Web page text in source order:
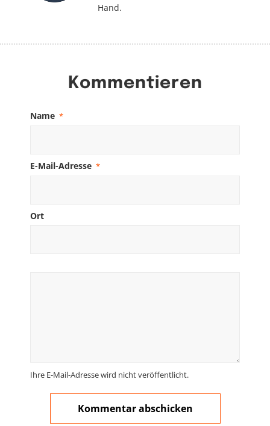
Hand.
Kommentieren
Name *
E-Mail-Adresse *
Ort
Ihre E-Mail-Adresse wird nicht veröffentlicht.